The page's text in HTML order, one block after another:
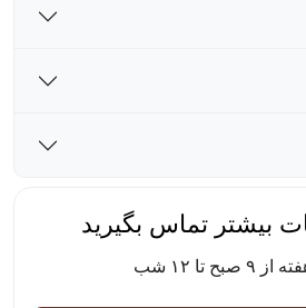
بیشتر تماس بگیرید
تا ۱۲ شب